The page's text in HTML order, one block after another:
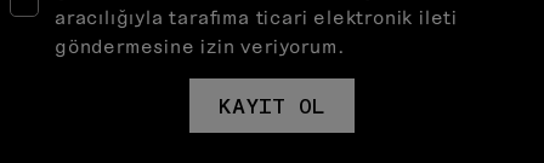
aracılığıyla tarafıma ticari elektronik ileti
göndermesine izin veriyorum.
KAYIT OL